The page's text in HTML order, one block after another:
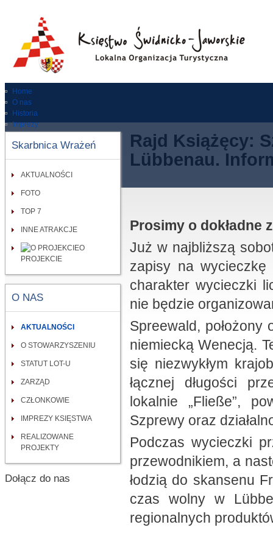
Home
O nas
Historia
Imprezy
Zabytki
RODO
Wypożycz rower
Skarbnica Wrażeń
AKTUALNOŚCI
FOTO
TOP 7
INNE ATRAKCJE
O
PROJEKCIE
O NAS
AKTUALNOŚCI
O STOWARZYSZENIU
STATUT LOT-U
ZARZĄD
CZŁONKOWIE
IMPREZY KSIĘSTWA
REALIZOWANE
PROJEKTY
Dołącz do nas
Rajd Książęcy:
Lübbenau.
Prosimy o dokładne
Już w najbliższą
zapisy na
charakter wycieczki
nie będzie
Spreewald, położony
niemiecką Wenecją.
się niezwykłym
łącznej długości
lokalnie „Fließe”,
Szprewy oraz
Podczas wycieczki
przewodnikiem, a
łodzią do skansenu
czas wolny w
regionalnych